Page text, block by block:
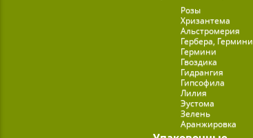
Розы
Хризантема
Альстромерия
Гербера, Гермини
Гермини
Гвоздика
Гидрангия
Гипсофила
Лилия
Эустома
Зелень
Аранжировка